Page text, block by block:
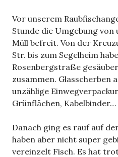
Vor unserem
Stunde die Umgebung von
Müll befreit. Von der
Str. bis zum Segelheim
Rosenbergstraße
zusammen. Glasscherben
unzählige
Grünflächen,
Danach ging es rauf auf
haben aber nicht super
vereinzelt Fisch. Es hat